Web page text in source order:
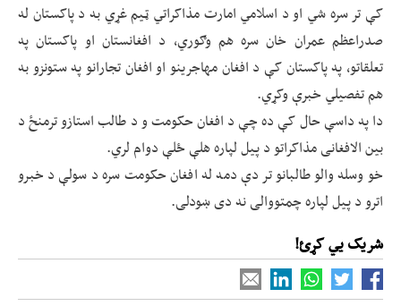
کې تر سره شي او د اسلامي امارت مذاکراتي ټیم غړي به د پاکستان له
صدراعظم عمران خان سره هم وګوري، د افغانستان او پاکستان په
تعلقاتو، په پاکستان کې د افغان مهاجرینو او افغان تجارانو په ستونزو به
هم تفصیلي خبرې وکړي.
دا په داسې حال کې ده چې د افغان حکومت و د طالب استازو ترمنځ د
بین الافغانی مذاکراتو د پیل لپاره هلې ځلې دوام لري.
خو وسله والو طالبانو تر دې دمه له افغان حکومت سره د سولې د خبرو
اترو د پیل لپاره چمتووالی نه دی ښودلی.
شریک یي کړئ!